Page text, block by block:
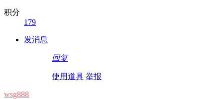
积分
179
发消息
回复
使用道具 举报
wsg888